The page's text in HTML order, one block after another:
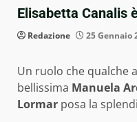
Elisabetta Canalis
Redazione 25 Gennaio
Un ruolo che qualche
bellissima Manuela
Lormar posa la